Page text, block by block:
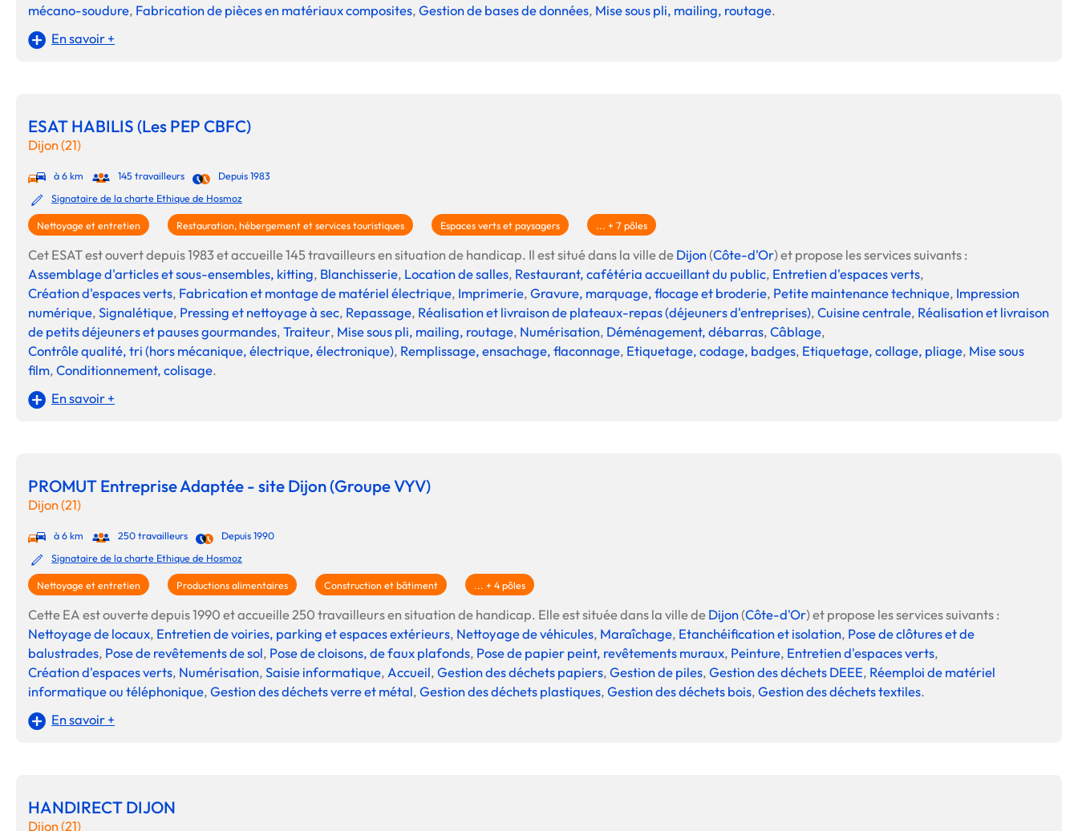
mécano-soudure, Fabrication de pièces en matériaux composites,Gestion de bases de données, Mise sous pli, mailing, routage.
En savoir +
ESAT HABILIS (Les PEP CBFC)
Dijon (21)
à 6 km 145 travailleurs
Depuis 1983
Signataire de la charte Ethique de Hosmoz
Nettoyage et entretien Restauration, hébergement et services touristiques Espaces verts et paysagers ... + 7 pôles
Cet ESAT est ouvert depuis 1983 et accueille 145 travailleurs en situation de handicap. Il est situé dans la ville deDijon(Côte-d'Or) et propose les services suivants :
Assemblage d'articles et sous-ensembles, kitting, Blanchisserie, Location de salles, Restaurant, cafétéria accueillant du public, Entretien d'espaces verts,
Création d'espaces verts, Fabrication et montage de matériel électrique, Imprimerie,Gravure, marquage, flocage et broderie, Petite maintenance technique, Impression
numérique,Signalétique, Pressing et nettoyage à sec, Repassage, Réalisation et livraison de plateaux-repas (déjeuners d'entreprises),Cuisine centrale, Réalisation et livraison
de petits déjeuners et pauses gourmandes,Traiteur, Mise sous pli, mailing, routage, Numérisation, Déménagement, débarras,Câblage,
Contrôle qualité, tri (hors mécanique, électrique, électronique), Remplissage, ensachage, flaconnage, Etiquetage, codage, badges, Etiquetage, collage, pliage, Mise sous
film,Conditionnement, colisage.
En savoir +
PROMUT Entreprise Adaptée - site Dijon (Groupe VYV)
Dijon (21)
à 6 km 250 travailleurs
Depuis 1990
Signataire de la charte Ethique de Hosmoz
Nettoyage et entretien Productions alimentaires Construction et bâtiment ... + 4 pôles
Cette EA est ouverte depuis 1990 et accueille 250 travailleurs en situation de handicap. Elle est située dans la ville deDijon(Côte-d'Or) et propose les services suivants :
Nettoyage de locaux, Entretien de voiries, parking et espaces extérieurs, Nettoyage de véhicules, Maraîchage, Etanchéification et isolation, Pose de clôtures et de
balustrades, Pose de revêtements de sol, Pose de cloisons, de faux plafonds, Pose de papier peint, revêtements muraux, Peinture, Entretien d'espaces verts,
Création d'espaces verts, Numérisation,Saisie informatique, Accueil,Gestion des déchets papiers,Gestion de piles,Gestion des déchets DEEE, Réemploi de matériel
informatique ou téléphonique,Gestion des déchets verre et métal,Gestion des déchets plastiques,Gestion des déchets bois,Gestion des déchets textiles.
En savoir +
HANDIRECT DIJON
Dijon (21)